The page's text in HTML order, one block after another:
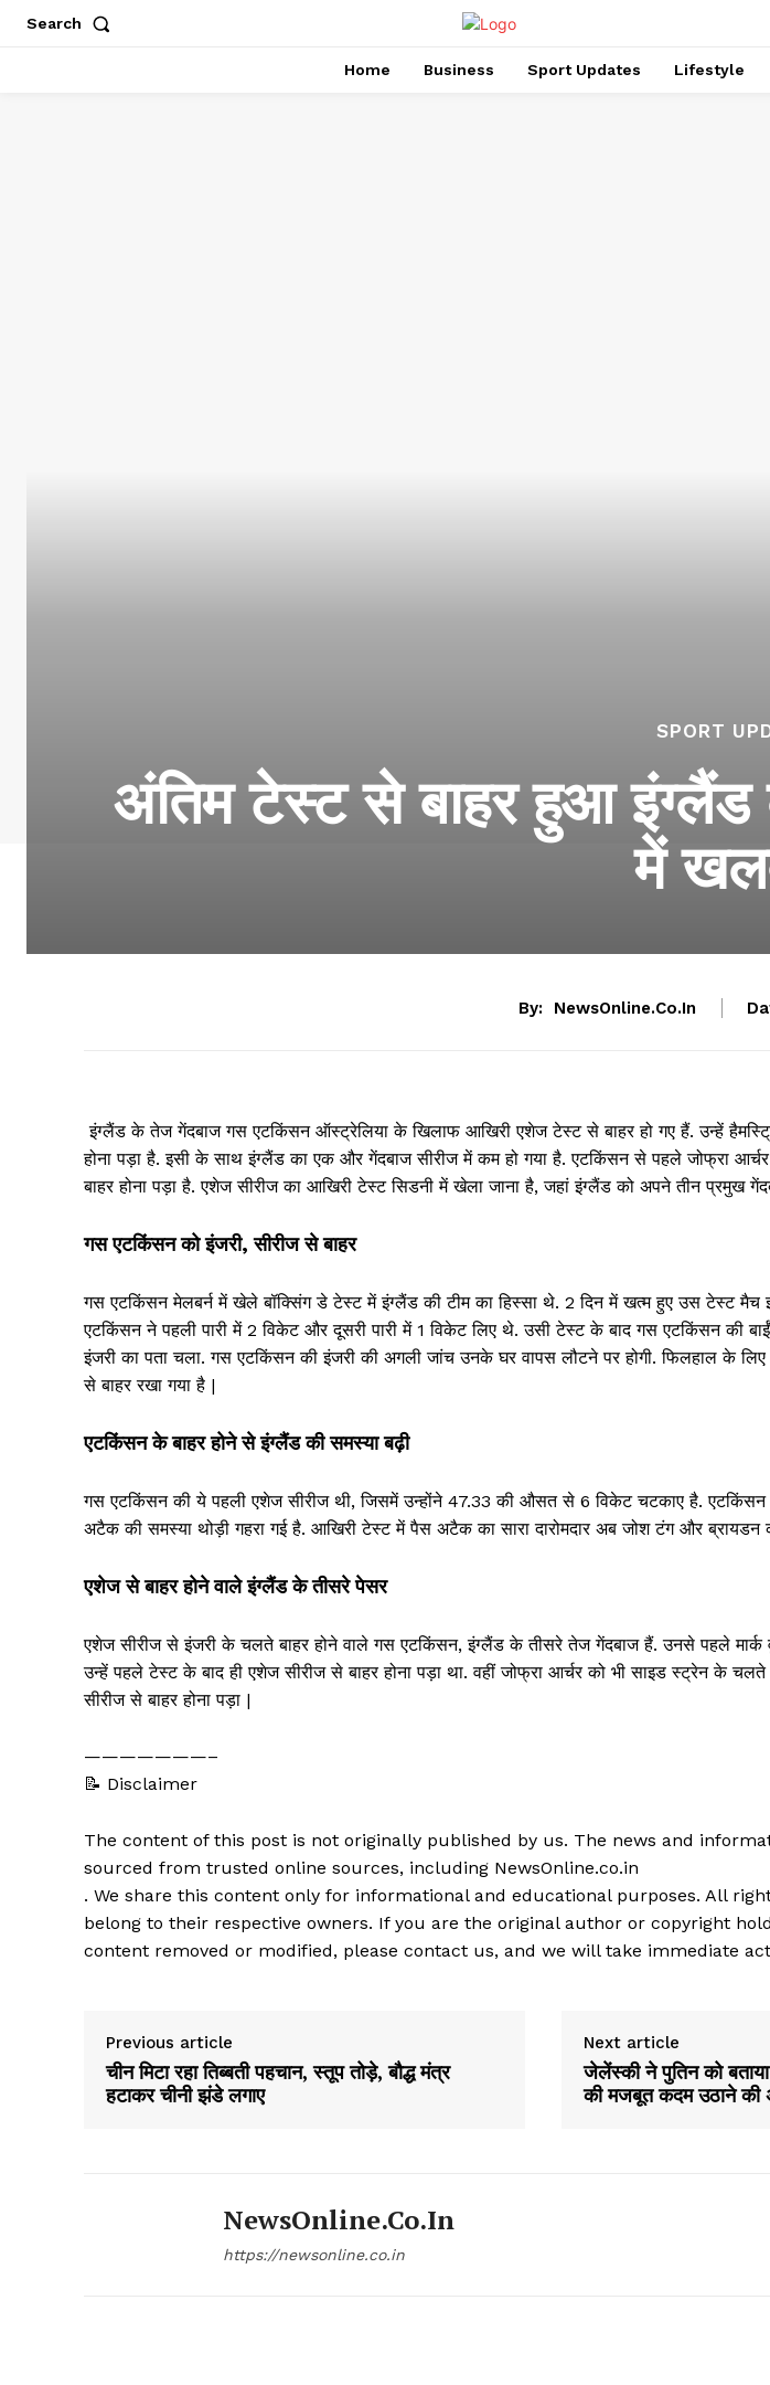
Search
Home Business Sport Updates Lifestyle
SPORT
अंतिम टेस्ट से बाहर हुआ
में
By: NewsOnline.co.in
इंग्लैंड के तेज गेंदबाज गस एटकिंसन ऑस्ट्रेलिया के खिलाफ आखिरी एशेज टेस्ट से बाहर हो गए हैं. उन्हें
होना पड़ा है. इसी के साथ इंग्लैंड का एक और गेंदबाज सीरीज में कम हो गया है. एटकिंसन से पहले जोफ्रा
बाहर होना पड़ा है. एशेज सीरीज का आखिरी टेस्ट सिडनी में खेला जाना है, जहां इंग्लैंड को अपने तीन प्रमुख
गस एटकिंसन को इंजरी, सीरीज से बाहर
गस एटकिंसन मेलबर्न में खेले बॉक्सिंग डे टेस्ट में इंग्लैंड की टीम का हिस्सा थे. 2 दिन में खत्म हुए उस टेस्ट मैच
एटकिंसन ने पहली पारी में 2 विकेट और दूसरी पारी में 1 विकेट लिए थे. उसी टेस्ट के बाद गस एटकिंसन की
इंजरी का पता चला. गस एटकिंसन की इंजरी की अगली जांच उनके घर वापस लौटने पर होगी. फिलहाल के लिए
से बाहर रखा गया है |
एटकिंसन के बाहर होने से इंग्लैंड की समस्या बढ़ी
गस एटकिंसन की ये पहली एशेज सीरीज थी, जिसमें उन्होंने 47.33 की औसत से 6 विकेट चटकाए है.
अटैक की समस्या थोड़ी गहरा गई है. आखिरी टेस्ट में पैस अटैक का सारा दारोमदार अब जोश टंग और ब्रायडन
एशेज से बाहर होने वाले इंग्लैंड के तीसरे पेसर
एशेज सीरीज से इंजरी के चलते बाहर होने वाले गस एटकिंसन, इंग्लैंड के तीसरे तेज गेंदबाज हैं. उनसे पहले
उन्हें पहले टेस्ट के बाद ही एशेज सीरीज से बाहर होना पड़ा था. वहीं जोफ्रा आर्चर को भी साइड स्ट्रेन के
सीरीज से बाहर होना पड़ा |
———————–
📝 Disclaimer
The content of this post is not originally published by us. The news and
sourced from trusted online sources, including NewsOnline.co.in
. We share this content only for informational and educational purposes. All
belong to their respective owners. If you are the original author or copyright
content removed or modified, please contact us, and we will take immediate
Previous article
चीन मिटा रहा तिब्बती पहचान, स्तूप तोड़े, बौद्ध मंत्र
हटाकर चीनी झंडे लगाए
Next article
जेलेंस्की ने पुतिन को
की मजबूत कदम उठाने की
NewsOnline.co.in
https://newsonline.co.in